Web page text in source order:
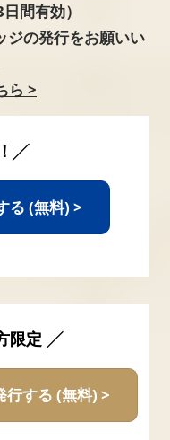
間有効）
ジの発行をお願いい
ら >
╱
る (無料) >
限定 ╱
行する (無料) >